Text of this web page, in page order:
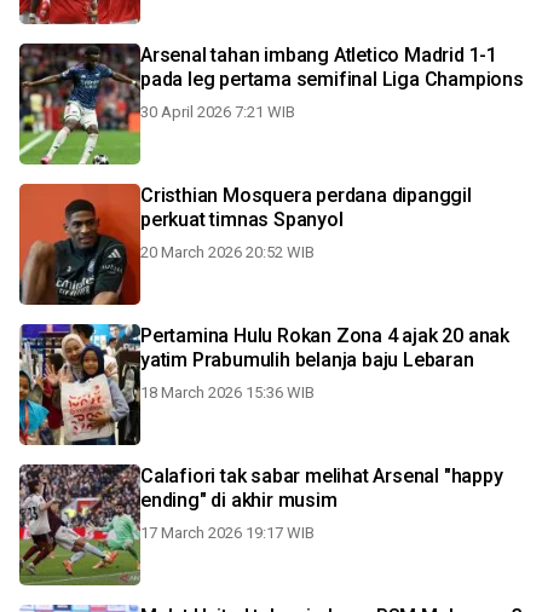
Arsenal tahan imbang Atletico Madrid 1-1
pada leg pertama semifinal Liga Champions
30 April 2026 7:21 WIB
Cristhian Mosquera perdana dipanggil
perkuat timnas Spanyol
20 March 2026 20:52 WIB
Pertamina Hulu Rokan Zona 4 ajak 20 anak
yatim Prabumulih belanja baju Lebaran
18 March 2026 15:36 WIB
Calafiori tak sabar melihat Arsenal "happy
ending" di akhir musim
17 March 2026 19:17 WIB